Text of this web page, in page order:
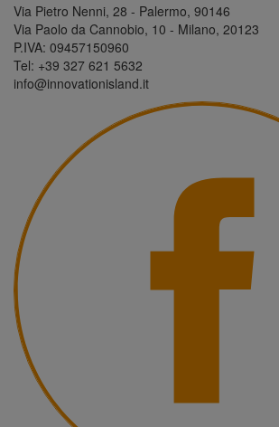
Via Pietro Nenni, 28 - Palermo, 90146
Via Paolo da Cannobio, 10 - Milano, 20123
P.IVA: 09457150960
Tel: +39 327 621 5632
info@innovationisland.it